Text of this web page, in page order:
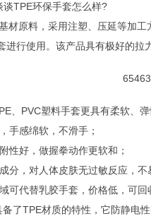
TPE环保手套怎么样?
材原料，采用注塑、压延等加
进行使用。该产品具有极好的拉
、PVC塑料手套更具有柔软、弹
手感绵软，不滑手；
性好，做握拳动作更软和；
分，对人体皮肤无过敏反应，不
可代替乳胶手套，价格低，可回
了TPE材质的特性，它防静电